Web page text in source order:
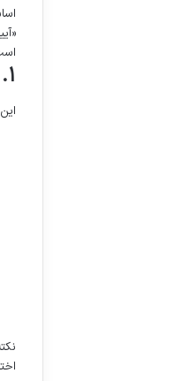
۱. ماده ۶۲ قانون مجازات اسلامی (با اصلاحات سال ۱۳۹۹)